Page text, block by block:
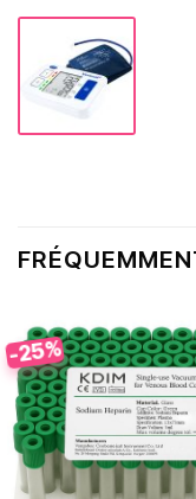
-25%